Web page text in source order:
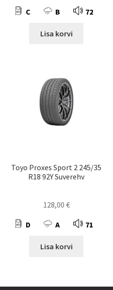
C B 72
Lisa korvi
Toyo Proxes Sport 2 245/35
R18 92Y Suverehv
128,00 €
D A 71
Lisa korvi